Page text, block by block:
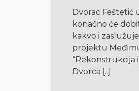
Dvorac Feštetić
konačno će
kakvo i
projektu
“Rekonstrukcija
Dvorca [..]